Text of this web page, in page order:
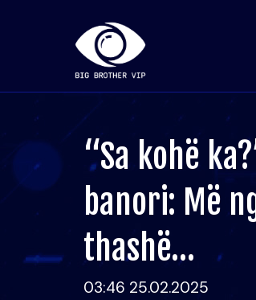
“Sa kohë
banori: Më
thashë…
03:46 25.02.2025